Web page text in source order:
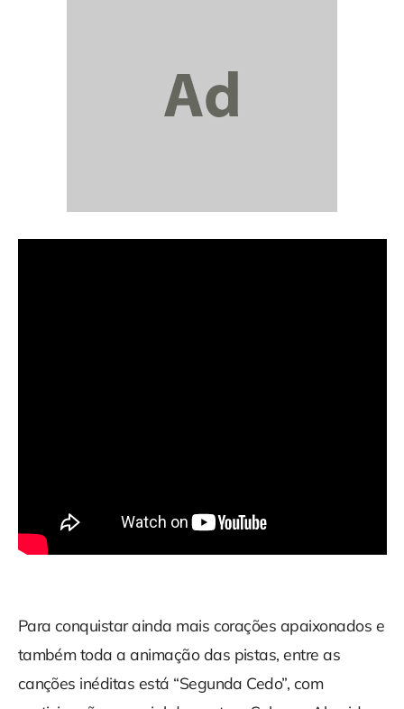
Para conquistar ainda mais corações apaixonados e
também toda a animação das pistas, entre as
canções inéditas está “Segunda Cedo”, com